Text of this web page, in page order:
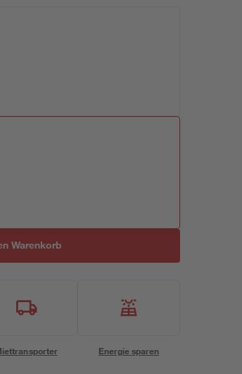
Warenkorb
Energie sparen